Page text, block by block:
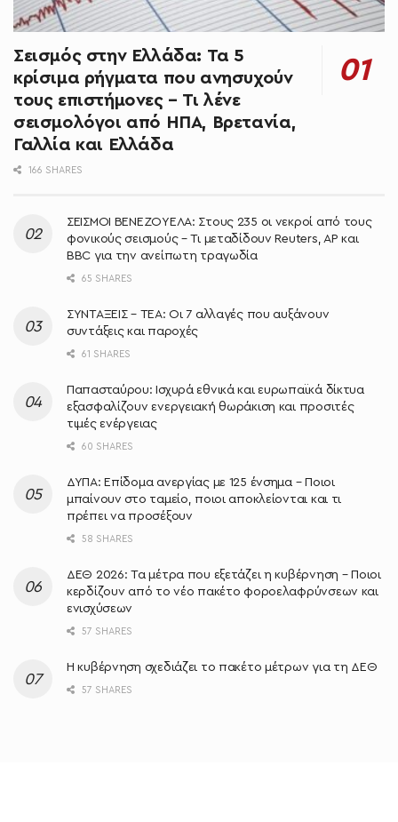
Σεισμός στην Ελλάδα: Τα 5
κρίσιμα ρήγματα που ανησυχούν
τους επιστήμονες – Τι λένε
σεισμολόγοι από ΗΠΑ, Βρετανία,
Γαλλία και Ελλάδα
166 SHARES
ΣΕΙΣΜΟΙ ΒΕΝΕΖΟΥΕΛΑ: Στους 235 οι νεκροί από τους
φονικούς σεισμούς – Τι μεταδίδουν Reuters, AP και
BBC για την ανείπωτη τραγωδία
65 SHARES
ΣΥΝΤΑΞΕΙΣ – ΤΕΑ: Οι 7 αλλαγές που αυξάνουν
συντάξεις και παροχές
61 SHARES
Παπασταύρου: Ισχυρά εθνικά και ευρωπαϊκά δίκτυα
εξασφαλίζουν ενεργειακή θωράκιση και προσιτές
τιμές ενέργειας
60 SHARES
ΔΥΠΑ: Επίδομα ανεργίας με 125 ένσημα – Ποιοι
μπαίνουν στο ταμείο, ποιοι αποκλείονται και τι
πρέπει να προσέξουν
58 SHARES
ΔΕΘ 2026: Τα μέτρα που εξετάζει η κυβέρνηση – Ποιοι
κερδίζουν από το νέο πακέτο φοροελαφρύνσεων και
ενισχύσεων
57 SHARES
Η κυβέρνηση σχεδιάζει το πακέτο μέτρων για τη ΔΕΘ
57 SHARES